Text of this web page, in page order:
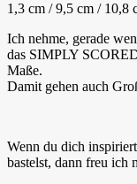
1,3 cm / 9,5 cm / 10,8
Ich nehme, gerade
das SIMPLY
Maße.
Damit gehen auch
Wenn du dich
bastelst, dann freu ich